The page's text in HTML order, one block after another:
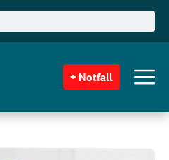
+ Notfall